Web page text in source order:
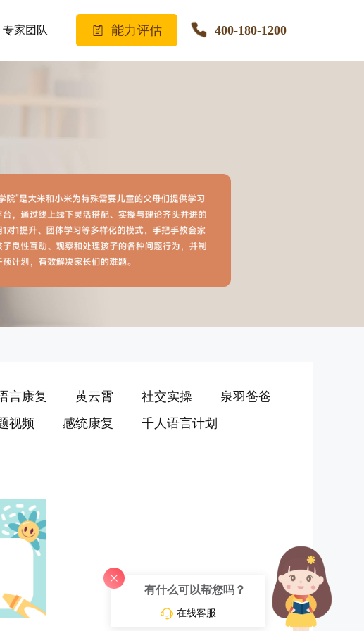
专家团队 能力评估 400-180-1200
言康复 黄云霄 社交实操
泉羽爸爸
视频 感统康复
千人语言计划
有什么可以帮您吗？
在线客服